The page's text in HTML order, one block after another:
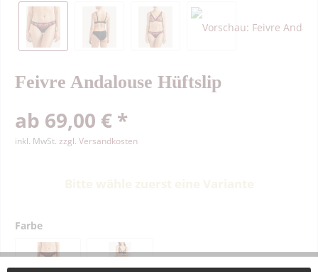
Feivre Andalouse Hüftslip
ab 69,00 € *
inkl. MwSt. zzgl. Versandkosten
Farbe